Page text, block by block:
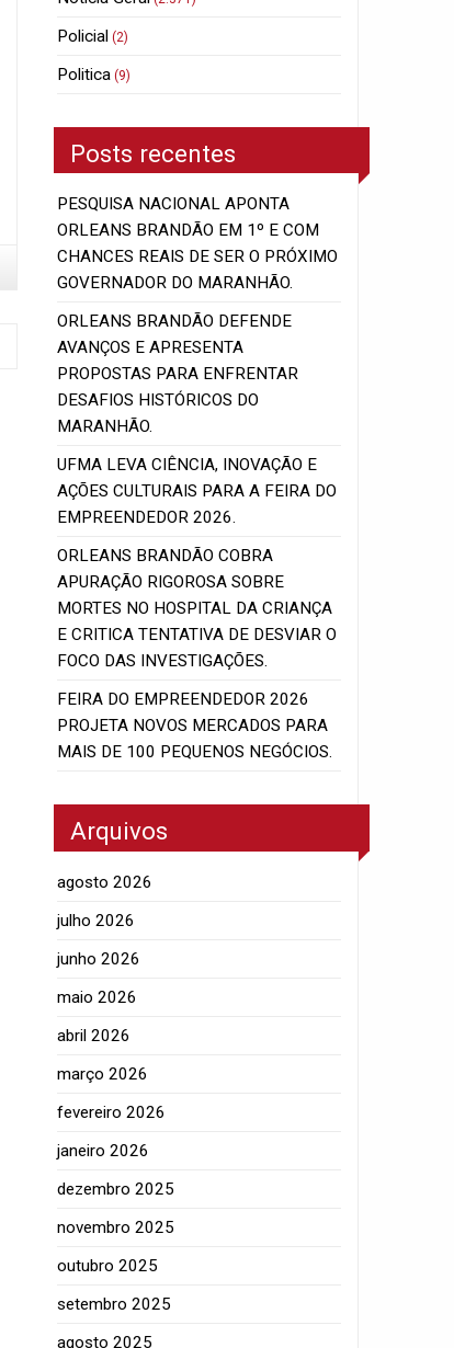
Policial (2)
Politica (9)
Posts recentes
PESQUISA NACIONAL APONTA
ORLEANS BRANDÃO EM 1º E COM
CHANCES REAIS DE SER O PRÓXIMO
GOVERNADOR DO MARANHÃO.
ORLEANS BRANDÃO DEFENDE
AVANÇOS E APRESENTA
PROPOSTAS PARA ENFRENTAR
DESAFIOS HISTÓRICOS DO
MARANHÃO.
UFMA LEVA CIÊNCIA, INOVAÇÃO E
AÇÕES CULTURAIS PARA A FEIRA DO
EMPREENDEDOR 2026.
ORLEANS BRANDÃO COBRA
APURAÇÃO RIGOROSA SOBRE
MORTES NO HOSPITAL DA CRIANÇA
E CRITICA TENTATIVA DE DESVIAR O
FOCO DAS INVESTIGAÇÕES.
FEIRA DO EMPREENDEDOR 2026
PROJETA NOVOS MERCADOS PARA
MAIS DE 100 PEQUENOS NEGÓCIOS.
Arquivos
agosto 2026
julho 2026
junho 2026
maio 2026
abril 2026
março 2026
fevereiro 2026
janeiro 2026
dezembro 2025
novembro 2025
outubro 2025
setembro 2025
agosto 2025